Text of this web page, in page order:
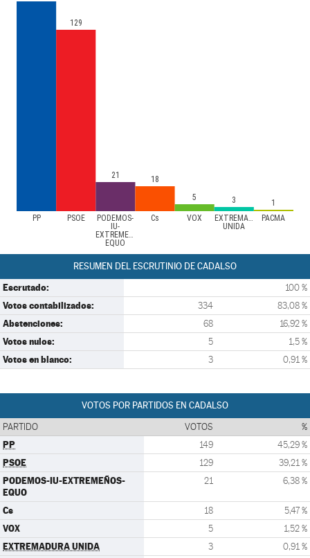
PP PSOE
PODEMOS-
IU-
EXTREMEÑOS-
EQUO
Cs VOX
EXTREMADURA
UNIDA
PACMA
129
21
18
5
3 1
RESUMEN DEL ESCRUTINIO DE CADALSO
Escrutado: 100 %
Votos contabilizados: 334 83,08 %
Abstenciones: 68 16,92 %
Votos nulos: 5 1,5 %
Votos en blanco: 3 0,91 %
VOTOS POR PARTIDOS EN CADALSO
PARTIDO VOTOS %
PP 149 45,29 %
PSOE 129 39,21 %
PODEMOS-IU-EXTREMEÑOS-
EQUO
21 6,38 %
Cs 18 5,47 %
VOX 5 1,52 %
EXTREMADURA UNIDA 3 0,91 %